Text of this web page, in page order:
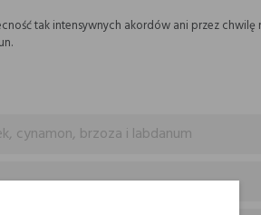
tak intensywnych akordów ani przez chwilę
cynamon, brzoza i labdanum